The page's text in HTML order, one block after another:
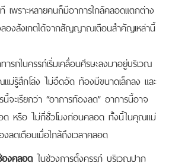
เพราะหลายคนก็มีอาการใกล้คลอดแตกต่าง
งสังเกตได้จากสัญญาณเตือนสำคัญเหล่านี้
ารกในครรภ์เริ่มเคลื่อนศีรษะลงมาอยู่บริเวณ
แม่รู้สึกโล่ง ไม่อึดอัด ท้องมีขนาดเล็กลง และ
จะเรียกว่า “อาการท้องลด” อาการนี้อาจ
ด หรือ ไม่กี่ชั่วโมงก่อนคลอด ทั้งนี้ในคุณแม่
ลดเตือนเมื่อใกล้ถึงเวลาคลอด
องคลอด ในช่วงการตั้งครรภ์ บริเวณปาก